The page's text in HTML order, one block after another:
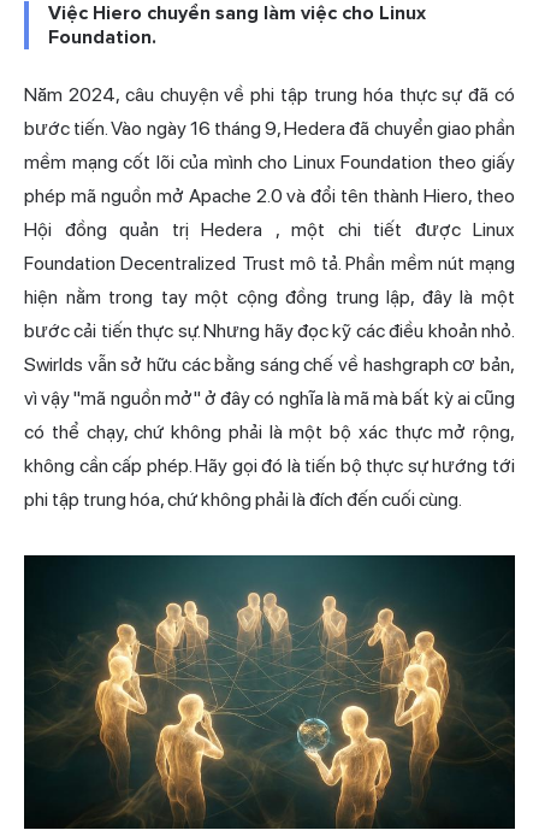
Việc Hiero chuyển sang làm việc cho Linux
Foundation.
Năm 2024, câu chuyện về phi tập trung hóa thực sự đã có
bước tiến. Vào ngày 16 tháng 9, Hedera đã chuyển giao phần
mềm mạng cốt lõi của mình cho Linux Foundation theo giấy
phép mã nguồn mở Apache 2.0 và đổi tên thành Hiero, theo
Hội đồng quản trị Hedera , một chi tiết được Linux
Foundation Decentralized Trust mô tả. Phần mềm nút mạng
hiện nằm trong tay một cộng đồng trung lập, đây là một
bước cải tiến thực sự. Nhưng hãy đọc kỹ các điều khoản nhỏ.
Swirlds vẫn sở hữu các bằng sáng chế về hashgraph cơ bản,
vì vậy "mã nguồn mở" ở đây có nghĩa là mã mà bất kỳ ai cũng
có thể chạy, chứ không phải là một bộ xác thực mở rộng,
không cần cấp phép. Hãy gọi đó là tiến bộ thực sự hướng tới
phi tập trung hóa, chứ không phải là đích đến cuối cùng.